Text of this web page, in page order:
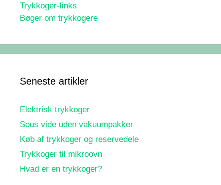
Trykkoger-links
Bøger om trykkogere
Seneste artikler
Elektrisk trykkoger
Sous vide uden vakuumpakker
Køb af trykkoger og reservedele
Trykkoger til mikroovn
Hvad er en trykkoger?